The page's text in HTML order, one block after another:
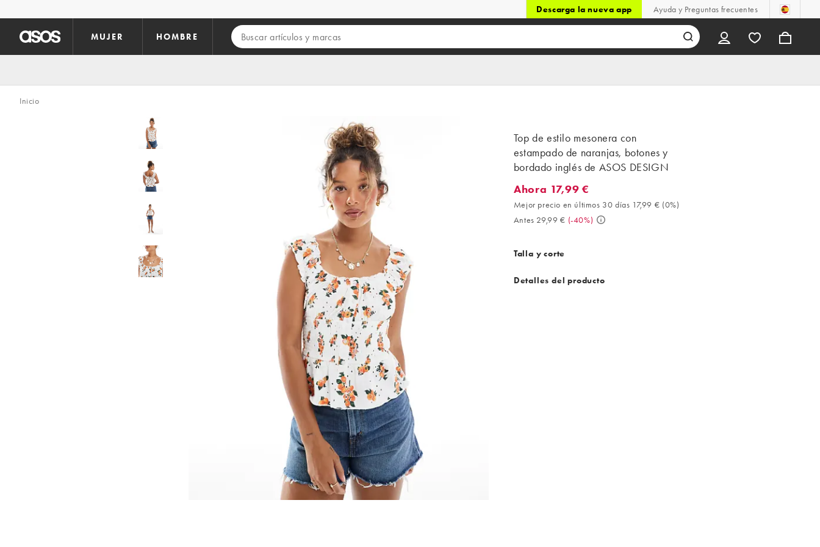
Descarga la nueva app Ayuda y Preguntas frecuentes
MUJER HOMBRE
Inicio
Top de estilo mesonera con
estampado de naranjas, botones y
bordado inglés de ASOS DESIGN
Ahora 17,99 €. Mejor precio en últimos 30 días 17,99 € (0%). Antes 29,99
Ahora 17,99 €
Mejor precio en últimos 30 días 17,99 € (0%)
Antes 29,99 € (-40%)
Talla y corte
Detalles del producto